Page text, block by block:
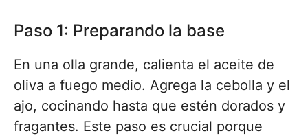
Paso 1: Preparando la base
En una olla grande, calienta el aceite de
oliva a fuego medio. Agrega la cebolla y el
ajo, cocinando hasta que estén dorados y
fragantes. Este paso es crucial porque